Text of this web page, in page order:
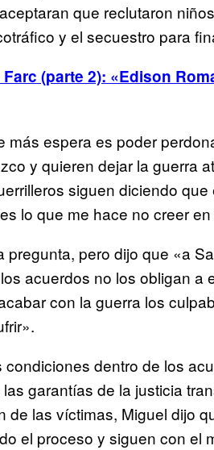
que reclutaron
y el secuestro para
(parte 2): «Edison
espera es poder
y quieren dejar la guerra
siguen diciendo
lo que me hace no creer
pero dijo que «a
acuerdos no los obligan a
con la guerra los
dentro de los
garantías de la justicia
de las víctimas, Miguel dijo
el proceso y siguen con el